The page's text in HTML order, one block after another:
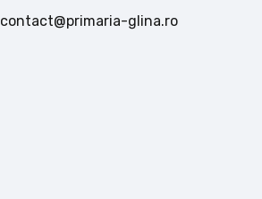
contact@primaria-glina.ro